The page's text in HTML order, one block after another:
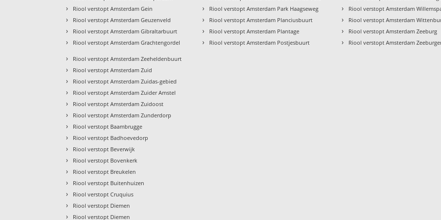
› Riool verstopt Amsterdam Gein
› Riool verstopt Amsterdam Geuzenveld
› Riool verstopt Amsterdam Gibraltarbuurt
› Riool verstopt Amsterdam Grachtengordel
› Riool verstopt Amsterdam Park Haagseweg
› Riool verstopt Amsterdam Planciusbuurt
› Riool verstopt Amsterdam Plantage
› Riool verstopt Amsterdam Postjesbuurt
› Riool verstopt Amsterdam
› Riool verstopt Amsterdam
› Riool verstopt Amsterdam Zeeburg
› Riool verstopt Amsterdam
› Riool verstopt Amsterdam Zeeheldenbuurt
› Riool verstopt Amsterdam Zuid
› Riool verstopt Amsterdam Zuidas-gebied
› Riool verstopt Amsterdam Zuider Amstel
› Riool verstopt Amsterdam Zuidoost
› Riool verstopt Amsterdam Zunderdorp
› Riool verstopt Baambrugge
› Riool verstopt Badhoevedorp
› Riool verstopt Beverwijk
› Riool verstopt Bovenkerk
› Riool verstopt Breukelen
› Riool verstopt Buitenhuizen
› Riool verstopt Cruquius
› Riool verstopt Diemen
› Riool verstopt Diemen